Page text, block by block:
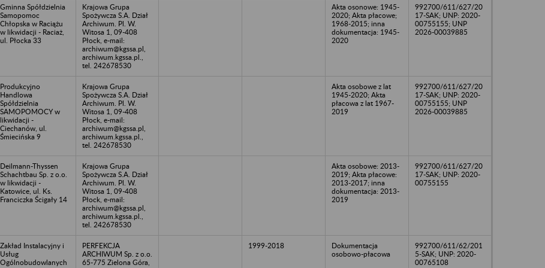
Gminna Spółdzielnia
Samopomoc
Chłopska w Raciążu
w likwidacji - Raciaż,
ul. Płocka 33
Krajowa Grupa
Spożywcza S.A. Dział
Archiwum. Pl. W.
Witosa 1, 09-408
Płock, e-mail:
archiwum@kgssa.pl,
archiwum.kgssa.pl.,
tel. 242678530
Akta osonowe: 1945-
2020; Akta płacowe;
1968-2015; inna
dokumentacja: 1945-
2020
992700/611/627/20
17-SAK; UNP: 2020-
00755155; UNP
2026-00039885
Produkcyjno
Handlowa
Spółdzielnia
SAMOPOMOCY w
likwidacji -
Ciechanów, ul.
Śmiecińska 9
Krajowa Grupa
Spożywcza S.A. Dział
Archiwum. Pl. W.
Witosa 1, 09-408
Płock, e-mail:
archiwum@kgssa.pl,
archiwum.kgssa.pl.,
tel. 242678530
Akta osobowe z lat
1945-2020; Akta
płacowa z lat 1967-
2019
992700/611/627/20
17-SAK; UNP: 2020-
00755155; UNP
2026-00039885
Deilmann-Thyssen
Schachtbau Sp. z o.o.
w likwidacji -
Katowice, ul. Ks.
Franciczka Ścigały 14
Krajowa Grupa
Spożywcza S.A. Dział
Archiwum. Pl. W.
Witosa 1, 09-408
Płock, e-mail:
archiwum@kgssa.pl,
archiwum.kgssa.pl.,
tel. 242678530
Akta osobowe: 2013-
2019; Akta płacowe:
2013-2017; inna
dokumentacja: 2013-
2019
992700/611/627/20
17-SAK; UNP: 2020-
00755155
Zakład Instalacyjny i
Usług
Ogólnobudowlanych
PERFEKCJA
ARCHIWUM Sp. z o.o.
65-775 Zielona Góra,
1999-2018
Dokumentacja
osobowo-płacowa
992700/611/62/201
5-SAK; UNP: 2020-
00765108